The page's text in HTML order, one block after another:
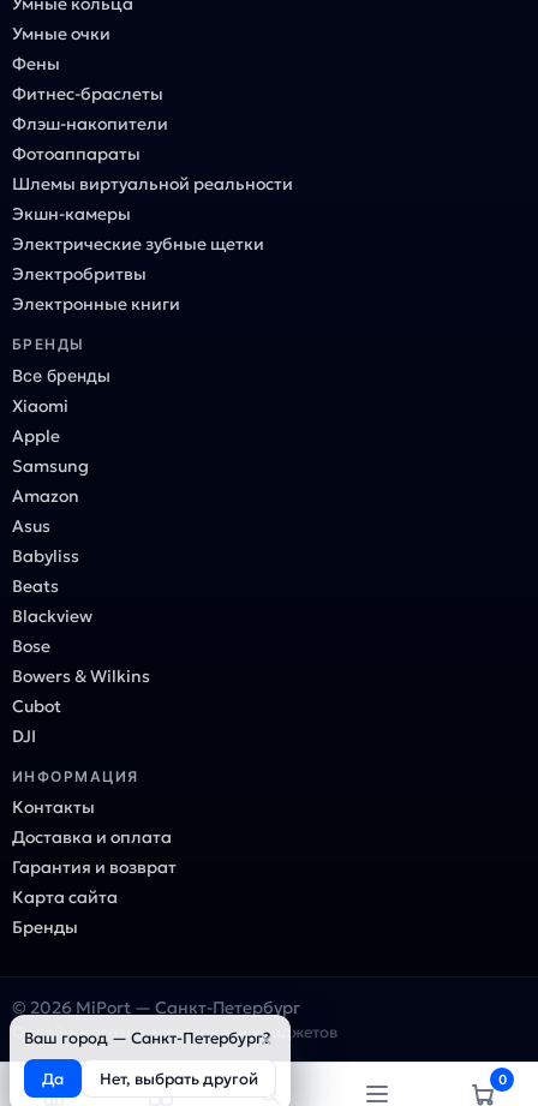
Умные очки
Фены
Фитнес-браслеты
Флэш-накопители
Фотоаппараты
Шлемы виртуальной реальности
Экшн-камеры
Электрические зубные щетки
Электробритвы
Электронные книги
БРЕНДЫ
Все бренды
Xiaomi
Apple
Samsung
Amazon
Asus
Babyliss
Beats
Blackview
Bose
Bowers & Wilkins
Cubot
DJI
ИНФОРМАЦИЯ
Контакты
Доставка и оплата
Гарантия и возврат
Карта сайта
Бренды
© 2026 MiPort — Санкт-Петербург
Онлайн-магазин электроники и гаджетов
0
Ваш город — Санкт-Петербург?
Да
Нет, выбрать другой
×